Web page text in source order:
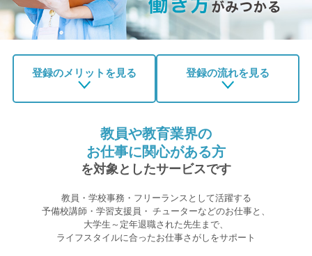
登録のメリットを見る 登録の流れを見る
教員や教育業界の
お仕事に関心がある方
を対象としたサービスです
教員・学校事務・フリーランスとして活躍する
予備校講師・学習支援員・ チューターなどのお仕事と、
大学生～定年退職された先生まで、
ライフスタイルに合ったお仕事さがしをサポート